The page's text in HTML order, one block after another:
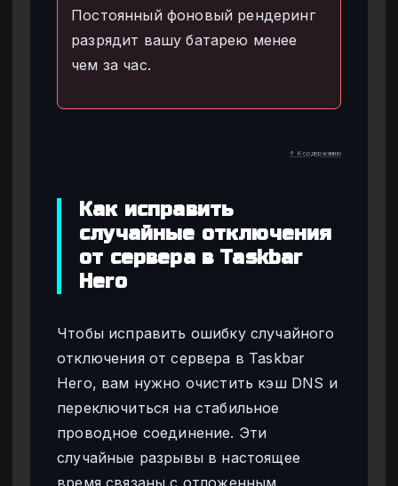
Постоянный фоновый рендеринг
разрядит вашу батарею менее
чем за час.
↑ К содержанию
Как исправить
случайные отключения
от сервера в Taskbar
Hero
Чтобы исправить ошибку случайного
отключения от сервера в Taskbar
Hero, вам нужно очистить кэш DNS и
переключиться на стабильное
проводное соединение. Эти
случайные разрывы в настоящее
время связаны с отложенным